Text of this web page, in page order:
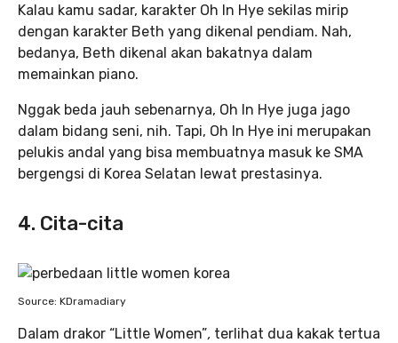
Kalau kamu sadar, karakter Oh In Hye sekilas mirip
dengan karakter Beth yang dikenal pendiam. Nah,
bedanya, Beth dikenal akan bakatnya dalam
memainkan piano.
Nggak beda jauh sebenarnya, Oh In Hye juga jago
dalam bidang seni, nih. Tapi, Oh In Hye ini merupakan
pelukis andal yang bisa membuatnya masuk ke SMA
bergengsi di Korea Selatan lewat prestasinya.
4. Cita-cita
Source: KDramadiary
Dalam drakor “Little Women”, terlihat dua kakak tertua